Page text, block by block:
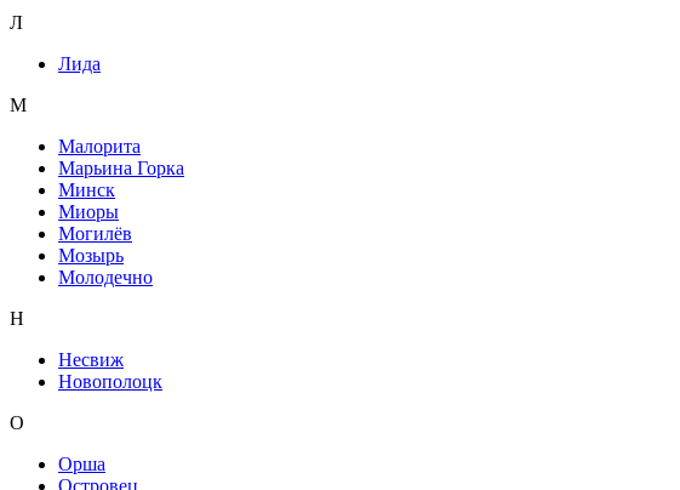
Л
Лида
М
Малорита
Марьина Горка
Минск
Миоры
Могилёв
Мозырь
Молодечно
Н
Несвиж
Новополоцк
О
Орша
Островец